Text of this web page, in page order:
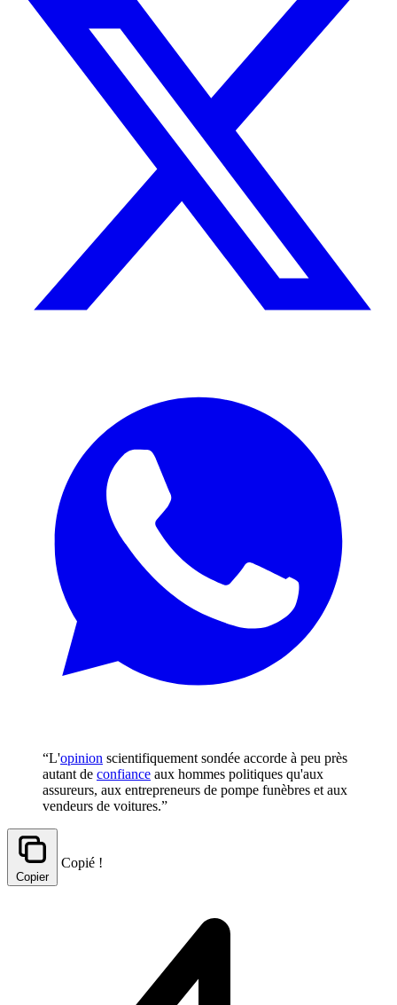
“L'opinion scientifiquement sondée accorde à peu près
autant de confiance aux hommes politiques qu'aux
assureurs, aux entrepreneurs de pompe funèbres et aux
vendeurs de voitures.”
Copier
Copié !